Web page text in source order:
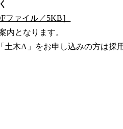
ファイル／5KB］
内となります。
」をお申し込みの方は採用